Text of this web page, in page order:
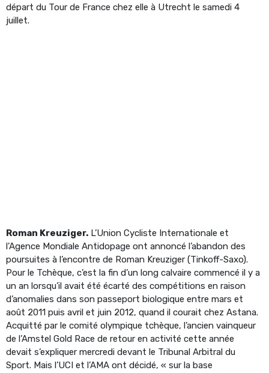
départ du Tour de France chez elle à Utrecht le samedi 4
juillet.
Roman Kreuziger. L’Union Cycliste Internationale et
l’Agence Mondiale Antidopage ont annoncé l’abandon des
poursuites à l’encontre de Roman Kreuziger (Tinkoff-Saxo).
Pour le Tchèque, c’est la fin d’un long calvaire commencé il y a
un an lorsqu’il avait été écarté des compétitions en raison
d’anomalies dans son passeport biologique entre mars et
août 2011 puis avril et juin 2012, quand il courait chez Astana.
Acquitté par le comité olympique tchèque, l’ancien vainqueur
de l’Amstel Gold Race de retour en activité cette année
devait s’expliquer mercredi devant le Tribunal Arbitral du
Sport. Mais l’UCI et l’AMA ont décidé, « sur la base